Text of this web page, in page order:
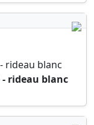
strong
mild